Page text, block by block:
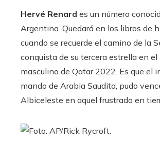
Hervé Renard es un número
Argentina. Quedará en los libros de
cuando se recuerde el camino de la
conquista de su tercera estrella en el
masculino de Qatar 2022. Es que el
mando de Arabia Saudita, pudo
Albiceleste en aquel frustrado en